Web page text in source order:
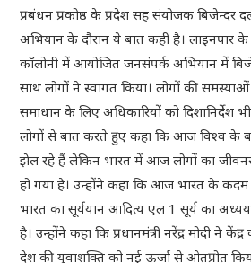
प्रबंधन प्रकोष्ठ के प्रदेश सह संयोजक बिजेन्दर
अभियान के दौरान ये बात कही है। लाइनपार के
कॉलोनी में आयोजित जनसंपर्क अभियान में
साथ लोगों ने स्वागत किया। लोगों की
समाधान के लिए अधिकारियों को दिशानिर्देश
लोगों से बात करते हुए कहा कि आज विश्व के
झेल रहे हैं लेकिन भारत में आज लोगों का
हो गया है। उन्होंने कहा कि आज भारत के कदम
भारत का सूर्ययान आदित्य एल 1 सूर्य का
है। उन्होंने कहा कि प्रधानमंत्री नरेंद्र मोदी ने
देश की युवाशक्ति को नई ऊर्जा से ओतप्रोत